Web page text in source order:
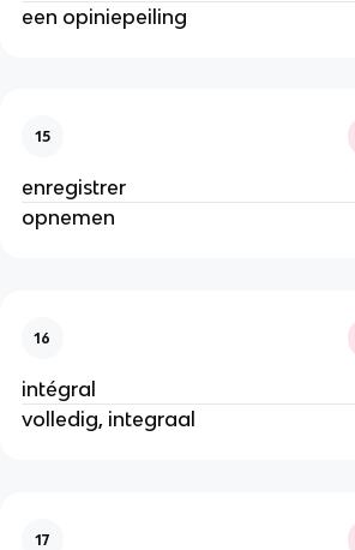
een opiniepeiling
15
enregistrer
opnemen
16
intégral
volledig, integraal
17